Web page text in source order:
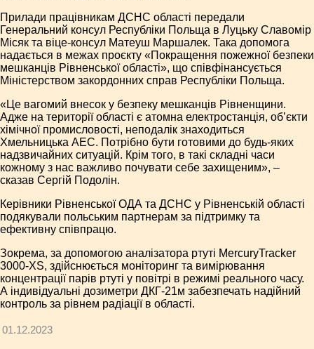
Прилади працівникам ДСНС області передали
Генеральний консул Республіки Польща в Луцьку Славомір
Місяк та віце-консул Матеуш Маршалек. Така допомога
надається в межах проєкту «Покращення пожежної безпеки
мешканців Рівненської області», що співфінансується
Міністерством закордонних справ Республіки Польща.
«Це вагомий внесок у безпеку мешканців Рівненщини.
Адже на території області є атомна електростанція, об’єкти
хімічної промисловості, неподалік знаходиться
Хмельницька АЕС. Потрібно бути готовими до будь-яких
надзвичайних ситуацій. Крім того, в такі складні часи
кожному з нас важливо почувати себе захищеним», –
сказав Сергій Подолін.
Керівники Рівненської ОДА та ДСНС у Рівненській області
подякували польським партнерам за підтримку та
ефективну співпрацю.
Зокрема, за допомогою аналізатора ртуті MercuryTracker
3000-XS, здійснюється моніторинг та вимірювання
концентрації парів ртуті у повітрі в режимі реального часу.
А індивідуальні дозиметри ДКГ-21м забезпечать надійний
контроль за рівнем радіації в області.
01.12.2023